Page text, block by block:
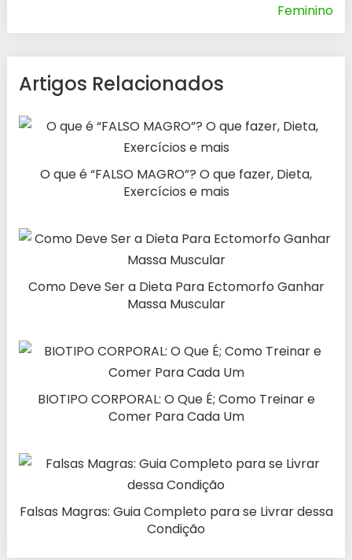
Feminino
Artigos Relacionados
O que é “FALSO MAGRO”? O que fazer, Dieta,
Exercícios e mais
Como Deve Ser a Dieta Para Ectomorfo Ganhar
Massa Muscular
BIOTIPO CORPORAL: O Que É; Como Treinar e
Comer Para Cada Um
Falsas Magras: Guia Completo para se Livrar dessa
Condição